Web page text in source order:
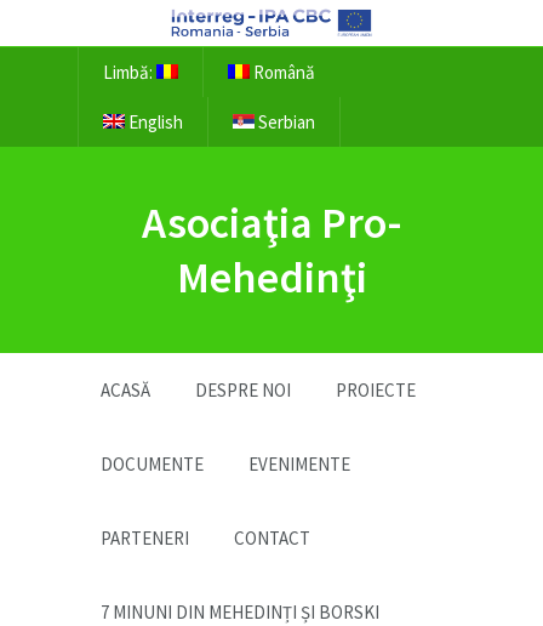
Limbă: Română
English Serbian
Asociaţia Pro-
Mehedinţi
ACASĂ DESPRE NOI PROIECTE
DOCUMENTE EVENIMENTE
PARTENERI CONTACT
7 MINUNI DIN MEHEDINȚI ȘI BORSKI